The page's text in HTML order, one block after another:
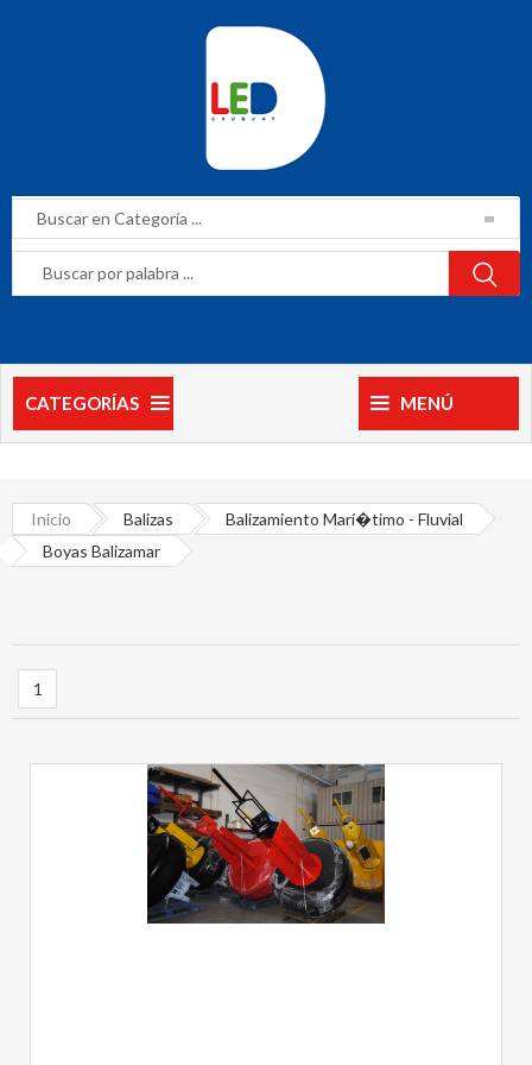
CATEGORÍAS MENÚ
Inicio Balizas
Balizamiento Marí�timo - Fluvial
Boyas Balizamar
1